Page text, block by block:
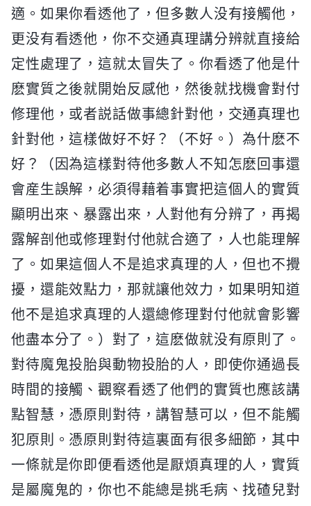
適。如果你看透他了，但多數人没有接觸他，
更没有看透他，你不交通真理講分辨就直接給
定性處理了，這就太冒失了。你看透了他是什
麽實質之後就開始反感他，然後就找機會對付
修理他，或者説話做事總針對他，交通真理也
針對他，這樣做好不好？（不好。）為什麽不
好？（因為這樣對待他多數人不知怎麽回事還
會産生誤解，必須得藉着事實把這個人的實質
顯明出來、暴露出來，人對他有分辨了，再揭
露解剖他或修理對付他就合適了，人也能理解
了。如果這個人不是追求真理的人，但也不攪
擾，還能效點力，那就讓他效力，如果明知道
他不是追求真理的人還總修理對付他就會影響
他盡本分了。）對了，這麽做就没有原則了。
對待魔鬼投胎與動物投胎的人，即使你通過長
時間的接觸、觀察看透了他們的實質也應該講
點智慧，憑原則對待，講智慧可以，但不能觸
犯原則。憑原則對待這裏面有很多細節，其中
一條就是你即便看透他是厭煩真理的人，實質
是屬魔鬼的，你也不能總是挑毛病、找碴兒對